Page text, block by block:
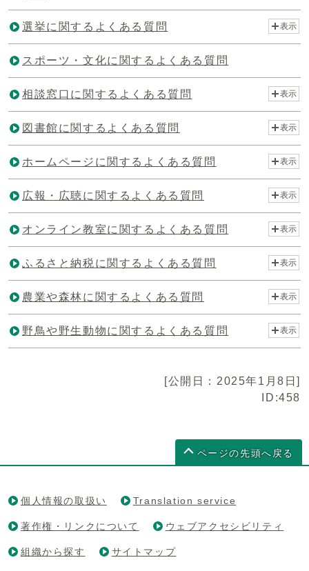
選挙に関するよくある質問 表示
スポーツ・文化に関するよくある質問
相談窓口に関するよくある質問 表示
図書館に関するよくある質問 表示
ホームページに関するよくある質問 表示
広報・広聴に関するよくある質問 表示
オンライン教室に関するよくある質問 表示
ふるさと納税に関するよくある質問 表示
農業や森林に関するよくある質問 表示
野鳥や野生動物に関するよくある質問 表示
[公開日：2025年1月8日]
ID:458
ページの先頭へ戻る
個人情報の取扱い Translation service
著作権・リンクについて ウェブアクセシビリティ
組織から探す サイトマップ